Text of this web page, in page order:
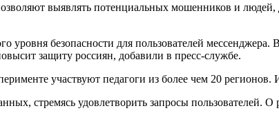
выявлять потенциальных мошенников и
уровня безопасности для пользователей
защиту россиян, добавили в пресс-службе.
участвуют педагоги из более чем 20
стремясь удовлетворить запросы пользователей.